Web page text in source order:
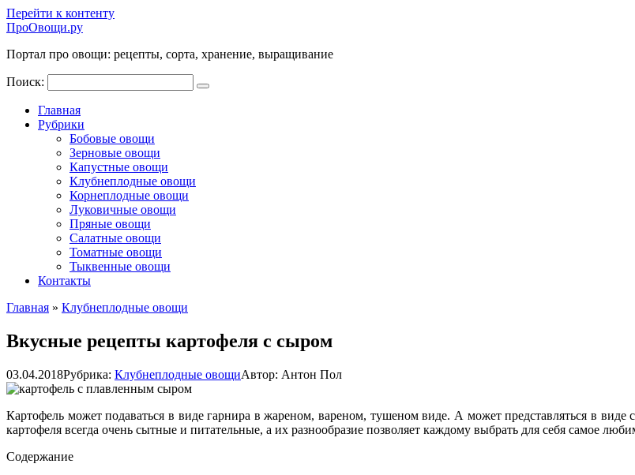
Перейти к контенту
ПроОвощи.ру
Портал про овощи: рецепты, сорта, хранение, выращивание
Поиск:
Главная
Рубрики
Бобовые овощи
Зерновые овощи
Капустные овощи
Клубнеплодные овощи
Корнеплодные овощи
Луковичные овощи
Пряные овощи
Салатные овощи
Томатные овощи
Тыквенные овощи
Контакты
Главная » Клубнеплодные овощи
Вкусные рецепты картофеля с сыром
03.04.2018Рубрика: Клубнеплодные овощиАвтор: Антон Пол
Картофель может подаваться в виде гарнира в жареном, вареном, тушеном виде. А может представляться в
картофеля всегда очень сытные и питательные, а их разнообразие позволяет каждому выбрать для себя самое
Содержание